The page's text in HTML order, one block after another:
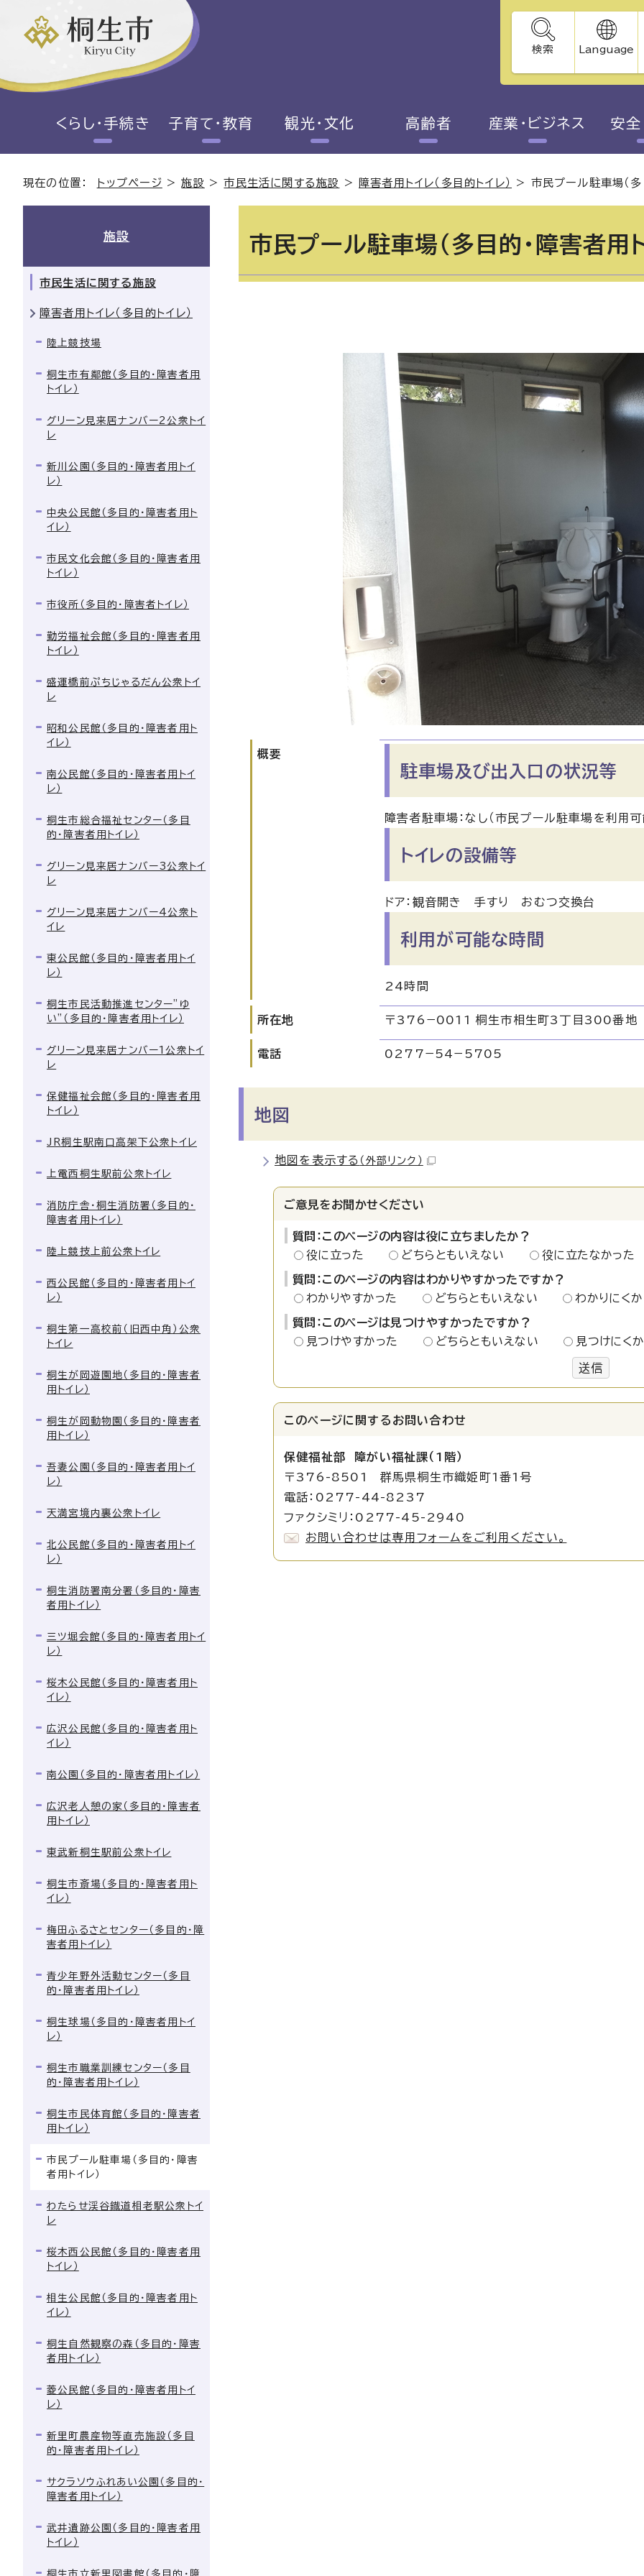
検索 Language
くらし・手続き 子育て・教育 観光・文化 高齢者 産業・ビジネス 安全
現在の位置： トップページ >施設 >市民生活に関する施設 > 障害者用トイレ（多目的トイレ） > 市民プール駐車場（多
市民プール駐車場（多目的・障害者用ト
概要
駐車場及び出入口の状況等
障害者駐車場：なし（市民プール駐車場を利用可
トイレの設備等
ドア：観音開き 手すり おむつ交換台
利用が可能な時間
24時間
所在地 〒376−0011 桐生市相生町3丁目300番地
電話 0277−54−5705
地図
地図を表示する （外部リンク）
ご意見をお聞かせください
質問：このページの内容は役に立ちましたか？
役に立った
どちらともいえない 役に立たなかった
質問：このページの内容はわかりやすかったですか？
わかりやすかった
どちらともいえない わかりにく
質問：このページは見つけやすかったですか？
見つけやすかった
どちらともいえない 見つけにく
送信
このページに関する お問い合わせ
保健福祉部 障がい福祉課（1階）
〒376-8501 群馬県桐生市織姫町1番1号
電話：0277-44-8237
ファクシミリ：0277-45-2940
お問い合わせは専用フォームをご利用ください。
施設
市民生活に関する施設
障害者用トイレ（多目的トイレ）
陸上競技場
桐生市有鄰館（多目的・障害者用
トイレ）
グリーン見来居ナンバー2公衆トイ
レ
新川公園（多目的・障害者用トイ
レ）
中央公民館（多目的・障害者用ト
イレ）
市民文化会館（多目的・障害者用
トイレ）
市役所（多目的・障害者トイレ）
勤労福祉会館（多目的・障害者用
トイレ）
盛運橋前ぷちじゃるだん公衆トイ
レ
昭和公民館（多目的・障害者用ト
イレ）
南公民館（多目的・障害者用トイ
レ）
桐生市総合福祉センター（多目
的・障害者用トイレ）
グリーン見来居ナンバー3公衆トイ
レ
グリーン見来居ナンバー4公衆ト
イレ
東公民館（多目的・障害者用トイ
レ）
桐生市民活動推進センター”ゆ
い”（多目的・障害者用トイレ）
グリーン見来居ナンバー1公衆トイ
レ
保健福祉会館（多目的・障害者用
トイレ）
JR桐生駅南口高架下公衆トイレ
上電西桐生駅前公衆トイレ
消防庁舎・桐生消防署（多目的・
障害者用トイレ）
陸上競技上前公衆トイレ
西公民館（多目的・障害者用トイ
レ）
桐生第一高校前（旧西中角）公衆
トイレ
桐生が岡遊園地（多目的・障害者
用トイレ）
桐生が岡動物園（多目的・障害者
用トイレ）
吾妻公園（多目的・障害者用トイ
レ）
天満宮境内裏公衆トイレ
北公民館（多目的・障害者用トイ
レ）
桐生消防署南分署（多目的・障害
者用トイレ）
三ツ堀会館（多目的・障害者用トイ
レ）
桜木公民館（多目的・障害者用ト
イレ）
広沢公民館（多目的・障害者用ト
イレ）
南公園（多目的・障害者用トイレ）
広沢老人憩の家（多目的・障害者
用トイレ）
東武新桐生駅前公衆トイレ
桐生市斎場（多目的・障害者用ト
イレ）
梅田ふるさとセンター（多目的・障
害者用トイレ）
青少年野外活動センター（多目
的・障害者用トイレ）
桐生球場（多目的・障害者用トイ
レ）
桐生市職業訓練センター（多目
的・障害者用トイレ）
桐生市民体育館（多目的・障害者
用トイレ）
市民プール駐車場（多目的・障害
者用トイレ）
わたらせ渓谷鐡道相老駅公衆トイ
レ
桜木西公民館（多目的・障害者用
トイレ）
相生公民館（多目的・障害者用ト
イレ）
桐生自然観察の森（多目的・障害
者用トイレ）
菱公民館（多目的・障害者用トイ
レ）
新里町農産物等直売施設（多目
的・障害者用トイレ）
サクラソウふれあい公園（多目的・
障害者用トイレ）
武井遺跡公園（多目的・障害者用
トイレ）
桐生市立新里図書館（多目的・障